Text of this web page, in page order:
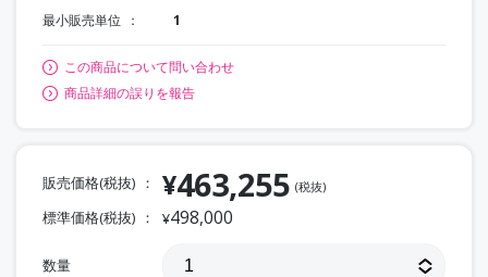
最小販売単位 1
この商品について問い合わせ
商品詳細の誤りを報告
販売価格(税抜) ¥463,255 (税抜)
標準価格(税抜) ¥498,000
数量